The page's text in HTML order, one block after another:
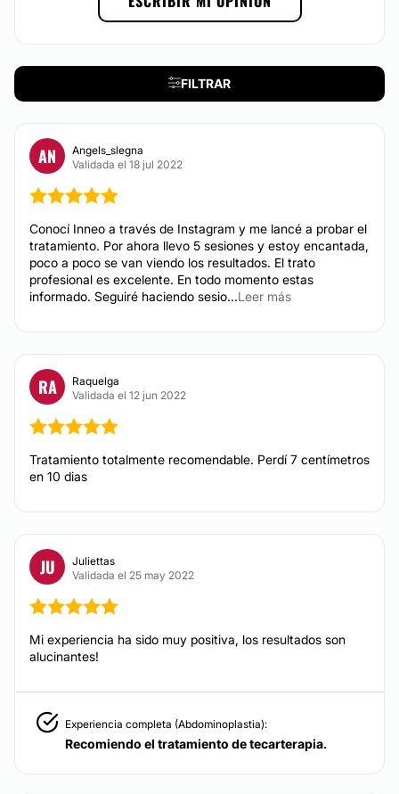
13 años
Español
No
Métodos de pago aceptados:
Tarjeta de Crédito/Débito
Radiofrecuencia facial
Desde 45 € hasta 60 €
Celulitis
Cavitación
Desde 45 € hasta 60 €
Desde 45 € hasta 60 €
CIRUGÍA ESTÉTICA
Abdominoplastia
Lipedema
Marcación abdominal
CIRUGÍA BARIÁTRICA
CIRUGÍA ÍNTIMA
Ortodoncia invisible
FILTRAR
AN
Angels_slegna
Validada el 18 jul 2022
Conocí Inneo a través de Instagram y me lancé a probar el
tratamiento. Por ahora llevo 5 sesiones y estoy encantada,
poco a poco se van viendo los resultados. El trato
profesional es excelente. En todo momento estas
informado. Seguiré haciendo sesio...Leer más
RA
Raquelga
Validada el 12 jun 2022
Tratamiento totalmente recomendable. Perdí 7 centímetros
en 10 dias
JU
Juliettas
Validada el 25 may 2022
Mi experiencia ha sido muy positiva, los resultados son
alucinantes!
Experiencia completa (Abdominoplastia):
Recomiendo el tratamiento de tecarterapia.